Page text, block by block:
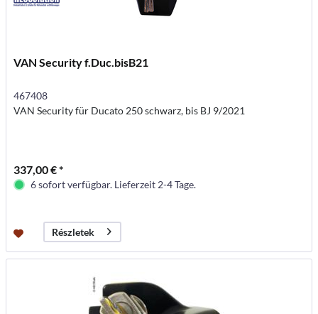
VAN Security f.Duc.bisB21
467408
VAN Security für Ducato 250 schwarz, bis BJ 9/2021
337,00 € *
6 sofort verfügbar. Lieferzeit 2-4 Tage.
Részletek